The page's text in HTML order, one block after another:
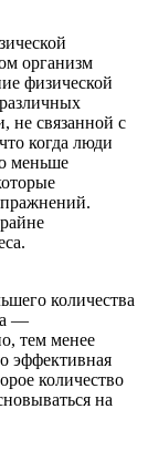
организм
физической
не связанной с
когда люди
меньше
количества
—
тем менее
эффективная
количество
на